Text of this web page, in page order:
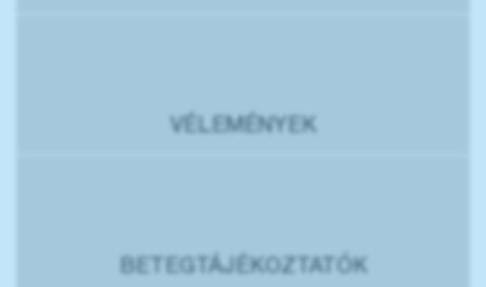
VÉLEMÉNYEK
BETEGTÁJÉKOZTATÓK